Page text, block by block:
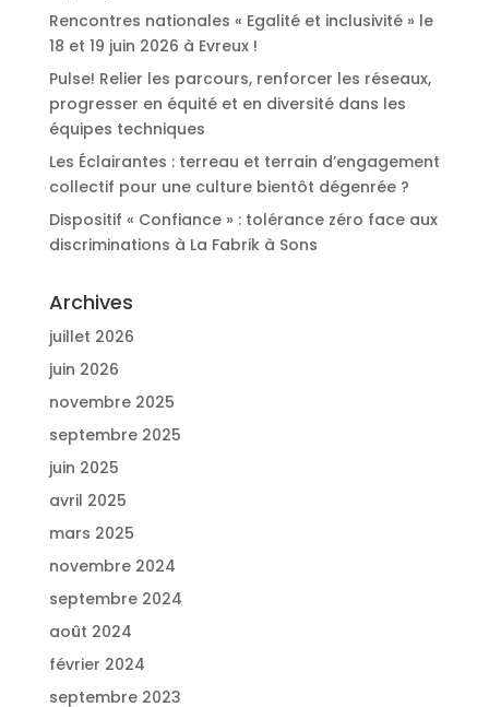
Rencontres nationales « Egalité et inclusivité » le
18 et 19 juin 2026 à Evreux !
Pulse! Relier les parcours, renforcer les réseaux,
progresser en équité et en diversité dans les
équipes techniques
Les Éclairantes : terreau et terrain d’engagement
collectif pour une culture bientôt dégenrée ?
Dispositif « Confiance » : tolérance zéro face aux
discriminations à La Fabrik à Sons
Archives
juillet 2026
juin 2026
novembre 2025
septembre 2025
juin 2025
avril 2025
mars 2025
novembre 2024
septembre 2024
août 2024
février 2024
septembre 2023